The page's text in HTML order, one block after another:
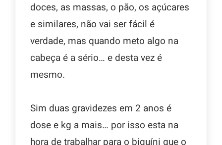
doces, as massas, o pão, os açúcares
e similares, não vai ser fácil é
verdade, mas quando meto algo na
cabeça é a sério… e desta vez é
mesmo.
Sim duas gravidezes em 2 anos é
dose e kg a mais… por isso esta na